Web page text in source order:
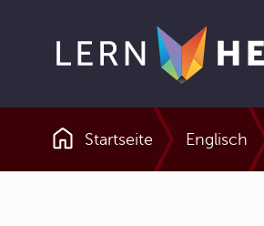
Startseite Englisch